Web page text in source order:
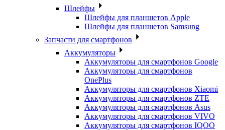
Шлейфы
Шлейфы для планшетов Apple
Шлейфы для планшетов Samsung
Запчасти для смартфонов
Аккумуляторы
Аккумуляторы для смартфонов Google
Аккумуляторы для смартфонов
OnePlus
Аккумуляторы для смартфонов Xiaomi
Аккумуляторы для смартфонов ZTE
Аккумуляторы для cмартфонов Asus
Аккумуляторы для смартфонов VIVO
Аккумуляторы для смартфонов IQOO